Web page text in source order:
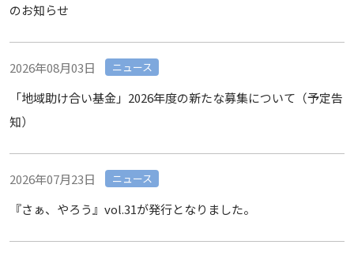
のお知らせ
2026年08月03日 ニュース
「地域助け合い基金」2026年度の新たな募集について（予定告
知）
2026年07月23日 ニュース
『さぁ、やろう』vol.31が発行となりました。